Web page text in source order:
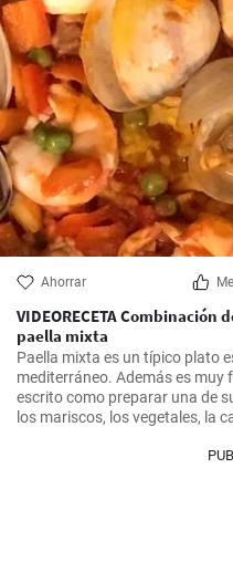
Ahorrar
VIDEORECETA
paella mixta
Paella mixta es un típico plato
mediterráneo. Además es muy
escrito como preparar una de
los mariscos, los vegetales, la